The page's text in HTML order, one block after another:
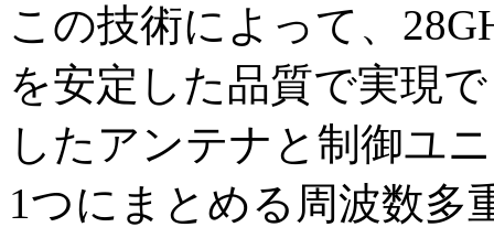
この技術によって、
を安定した品質で実現
したアンテナと制御ユ
1つにまとめる周波数多